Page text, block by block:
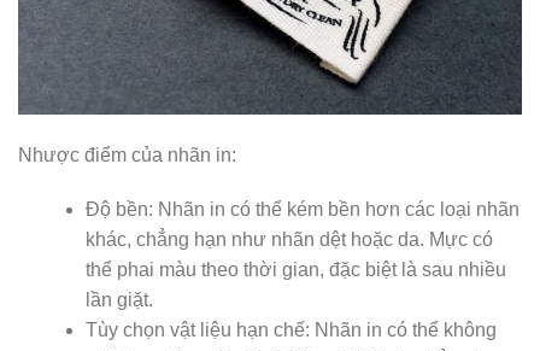
Nhược điểm của nhãn in:
Độ bền: Nhãn in có thể kém bền hơn các loại nhãn
khác, chẳng hạn như nhãn dệt hoặc da. Mực có
thể phai màu theo thời gian, đặc biệt là sau nhiều
lần giặt.
Tùy chọn vật liệu hạn chế: Nhãn in có thể không